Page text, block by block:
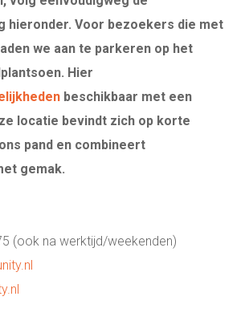
hieronder. Voor bezoekers die met
we aan te parkeren op het
Hier
beschikbaar met een
locatie bevindt zich op korte
pand en combineert
gemak.
(ook na werktijd/weekenden)